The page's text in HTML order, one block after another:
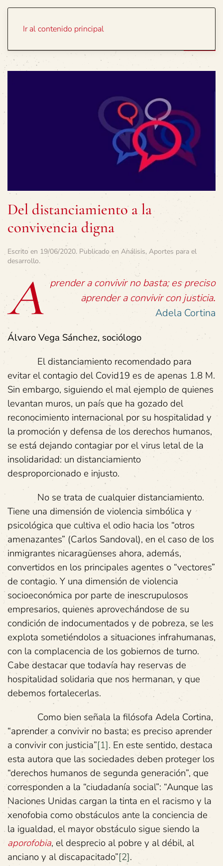
Ir al contenido principal
Del distanciamiento a la
convivencia digna
Escrito en 19/06/2020. Publicado en Análisis, Aportes para el
desarrollo.
A prender a convivir no basta; es preciso
aprender a convivir con justicia.
Adela Cortina
Álvaro Vega Sánchez, sociólogo
El distanciamiento recomendado para
evitar el contagio del Covid19 es de apenas 1.8 M.
Sin embargo, siguiendo el mal ejemplo de quienes
levantan muros, un país que ha gozado del
reconocimiento internacional por su hospitalidad y
la promoción y defensa de los derechos humanos,
se está dejando contagiar por el virus letal de la
insolidaridad: un distanciamiento
desproporcionado e injusto.
No se trata de cualquier distanciamiento.
Tiene una dimensión de violencia simbólica y
psicológica que cultiva el odio hacia los “otros
amenazantes” (Carlos Sandoval), en el caso de los
inmigrantes nicaragüenses ahora, además,
convertidos en los principales agentes o “vectores”
de contagio. Y una dimensión de violencia
socioeconómica por parte de inescrupulosos
empresarios, quienes aprovechándose de su
condición de indocumentados y de pobreza, se les
explota sometiéndolos a situaciones infrahumanas,
con la complacencia de los gobiernos de turno.
Cabe destacar que todavía hay reservas de
hospitalidad solidaria que nos hermanan, y que
debemos fortalecerlas.
Como bien señala la filósofa Adela Cortina,
“aprender a convivir no basta; es preciso aprender
a convivir con justicia”[1]. En este sentido, destaca
esta autora que las sociedades deben proteger los
“derechos humanos de segunda generación”, que
corresponden a la “ciudadanía social”: “Aunque las
Naciones Unidas cargan la tinta en el racismo y la
xenofobia como obstáculos ante la conciencia de
la igualdad, el mayor obstáculo sigue siendo la
aporofobia, el desprecio al pobre y al débil, al
anciano y al discapacitado”[2].